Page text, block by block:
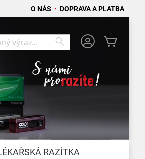
O NÁS • DOPRAVA A PLATBA
Search
RAZÍTKA